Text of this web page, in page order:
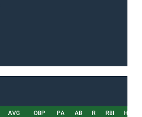
AVG OBP PA AB R RBI H